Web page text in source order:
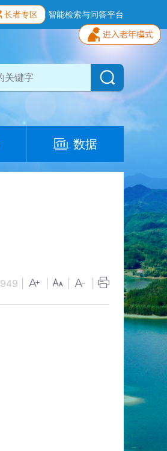
长者专区 智能检索与问答平台
数据
949